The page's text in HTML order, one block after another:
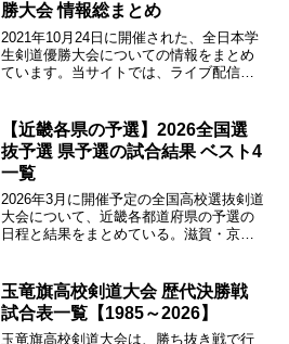
勝大会 情報総まとめ
2021年10月24日に開催された、全日本学
生剣道優勝大会についての情報をまとめ
ています。当サイトでは、ライブ配信を
したものを記載しています。結果優
勝： 中央大学準優勝...
【近畿各県の予選】2026全国選
抜予選 県予選の試合結果 ベスト4
一覧
2026年3月に開催予定の全国高校選抜剣道
大会について、近畿各都道府県の予選の
日程と結果をまとめている。滋賀・京
選の男子団体および女子団体のベスト4以
上を一覧にした。男...
玉竜旗高校剣道大会 歴代決勝戦
試合表一覧【1985～2026】
玉竜旗高校剣道大会は、勝ち抜き戦で行